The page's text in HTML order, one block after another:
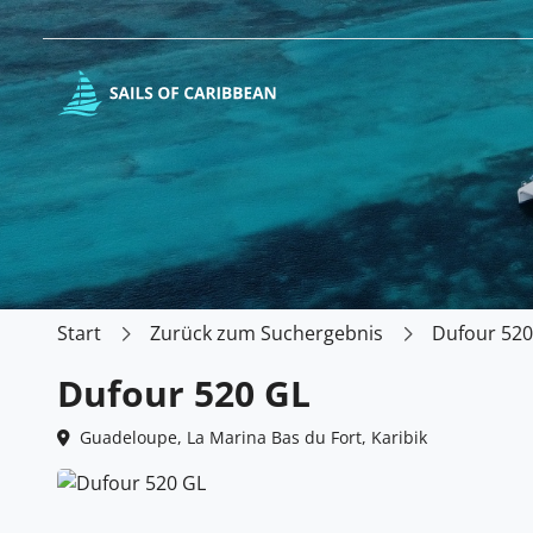
Start Zurück zum Suchergebnis Dufour
Dufour 520 GL
Guadeloupe, La Marina Bas du Fort, Karibik